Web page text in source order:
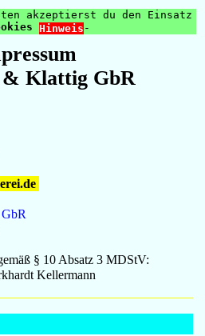
akzeptierst du den Einsatz
Hinweis -
Klattig GbR
§ 10 Absatz 3 MDStV:
Kellermann